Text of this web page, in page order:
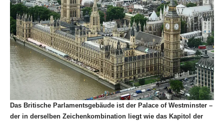
Das Britische Parlamentsgebäude ist der Palace of Westminster –
der in derselben Zeichenkombination liegt wie das Kapitol der